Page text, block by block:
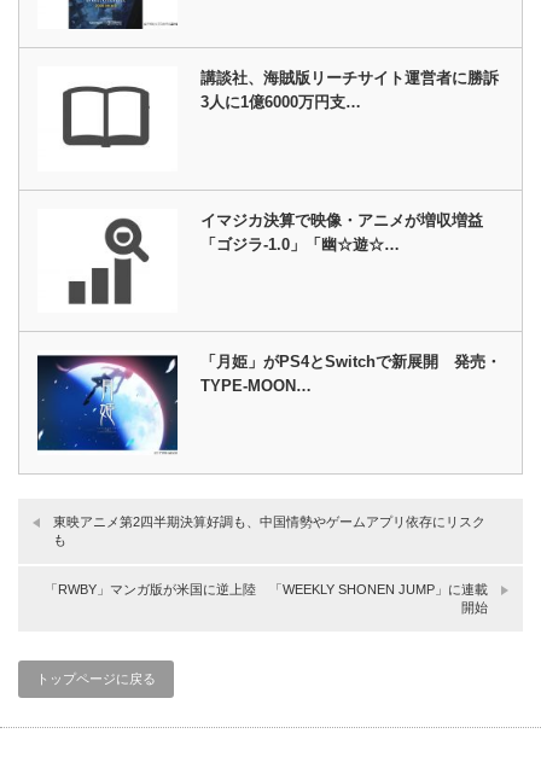
講談社、海賊版リーチサイト運営者に勝訴
3人に1億6000万円支…
イマジカ決算で映像・アニメが増収増益
「ゴジラ-1.0」「幽☆遊☆…
「月姫」がPS4とSwitchで新展開 発売・
TYPE-MOON…
東映アニメ第2四半期決算好調も、中国情勢やゲームアプリ依存にリスク
も
「RWBY」マンガ版が米国に逆上陸 「WEEKLY SHONEN JUMP」に連載
開始
トップページに戻る